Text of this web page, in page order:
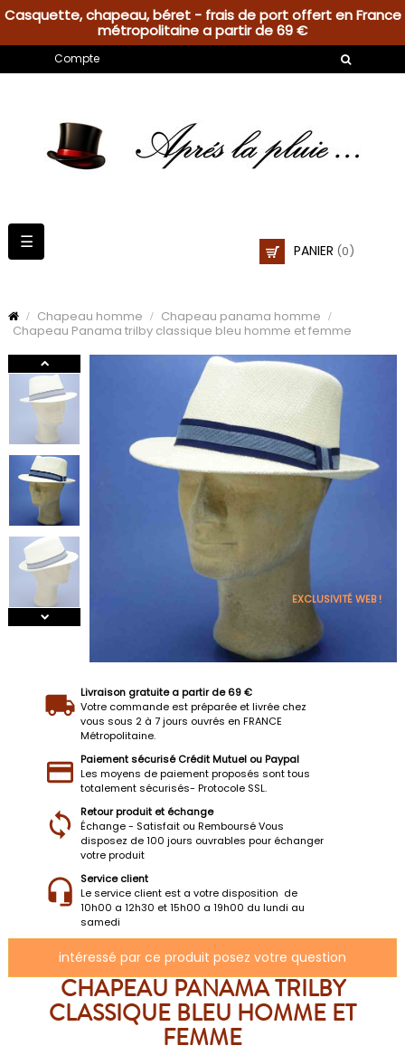
Casquette, chapeau, béret - frais de port offert en France
métropolitaine a partir de 69 €
Compte
PANIER (0)
Basculer
la
☰
Chapeau homme
Chapeau panama homme
Chapeau Panama trilby classique bleu homme et femme
EXCLUSIVITÉ WEB !
Livraison gratuite a partir de 69 €
Votre commande est préparée et livrée chez
vous sous 2 à 7 jours ouvrés en FRANCE
Métropolitaine.
Paiement sécurisé Crédit Mutuel ou Paypal
Les moyens de paiement proposés sont tous
totalement sécurisés- Protocole SSL.
Retour produit et échange
Échange - Satisfait ou Remboursé Vous
disposez de 100 jours ouvrables pour échanger
votre produit
Service client
Le service client est a votre disposition de
10h00 a 12h30 et 15h00 a 19h00 du lundi au
samedi
intéressé par ce produit posez votre question
CHAPEAU PANAMA TRILBY
CLASSIQUE BLEU HOMME ET
FEMME